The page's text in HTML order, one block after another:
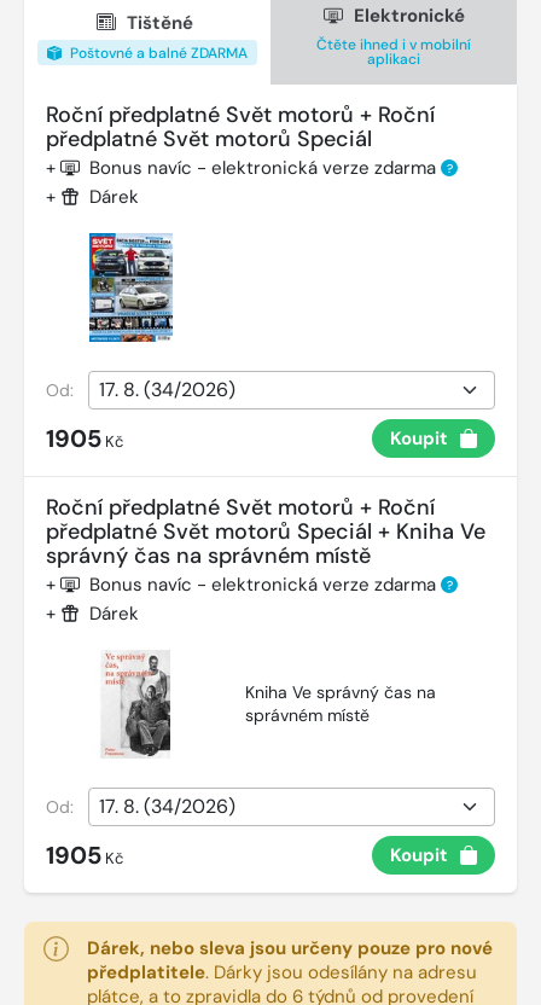
Tištěné
Poštovné a balné ZDARMA
Elektronické
Čtěte ihned i v mobilní
aplikaci
Roční předplatné Svět motorů + Roční
předplatné Svět motorů Speciál
+ Bonus navíc - elektronická verze zdarma ?
+ Dárek
Od:
1905 Kč Koupit
Roční předplatné Svět motorů + Roční
předplatné Svět motorů Speciál + Kniha Ve
správný čas na správném místě
+ Bonus navíc - elektronická verze zdarma ?
+ Dárek
Kniha Ve správný čas na
správném místě
Od:
1905 Kč Koupit
Dárek, nebo sleva jsou určeny pouze pro nové
předplatitele. Dárky jsou odesílány na adresu
plátce, a to zpravidla do 6 týdnů od provedení